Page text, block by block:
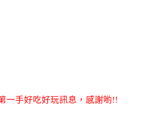
一手好吃好玩訊息，感謝喲!!